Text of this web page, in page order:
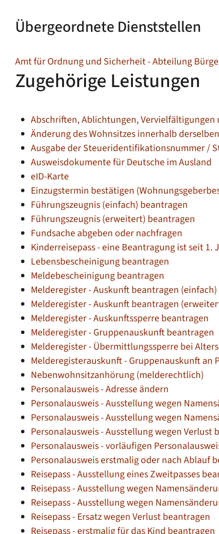
Übergeordnete Dienststellen
Amt für Ordnung und Sicherheit - Abteilung
Zugehörige Leistungen
Abschriften, Ablichtungen,
Änderung des Wohnsitzes innerhalb
Ausgabe der Steueridentifikationsnummer /
Ausweisdokumente für Deutsche im Ausland
eID-Karte
Einzugstermin bestätigen
Führungszeugnis (einfach) beantragen
Führungszeugnis (erweitert) beantragen
Fundsache abgeben oder nachfragen
Kinderreisepass - eine Beantragung ist seit
Lebensbescheinigung beantragen
Meldebescheinigung beantragen
Melderegister - Auskunft beantragen (einfach)
Melderegister - Auskunft beantragen
Melderegister - Auskunftssperre beantragen
Melderegister - Gruppenauskunft beantragen
Melderegister - Übermittlungssperre bei
Melderegisterauskunft - Gruppenauskunft
Nebenwohnsitzanhörung (melderechtlich)
Personalausweis - Adresse ändern
Personalausweis - Ausstellung wegen
Personalausweis - Ausstellung wegen
Personalausweis - Ausstellung wegen Verlust
Personalausweis - vorläufigen
Personalausweis erstmalig oder nach Ablauf
Reisepass - Ausstellung eines Zweitpasses
Reisepass - Ausstellung wegen
Reisepass - Ausstellung wegen
Reisepass - Ersatz wegen Verlust beantragen
Reisepass - erstmalig für das Kind beantragen